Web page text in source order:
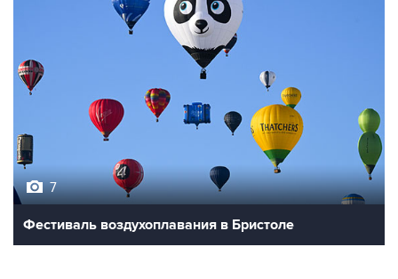
Фестиваль воздухоплавания в Бристоле